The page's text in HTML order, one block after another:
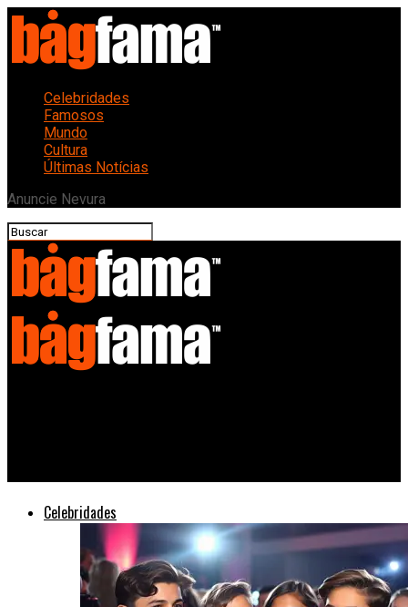
Celebridades
Famosos
Mundo
Cultura
Últimas Notícias
Anuncie Nevura
Celebridades